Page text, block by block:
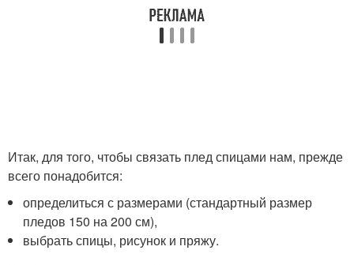
Итак, для того, чтобы связать плед спицами нам, прежде
всего понадобится:
определиться с размерами (стандартный размер
пледов 150 на 200 см),
выбрать спицы, рисунок и пряжу.